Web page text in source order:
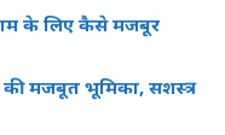
के लिए कैसे मजबूर
की मजबूत भूमिका, सशस्त्र